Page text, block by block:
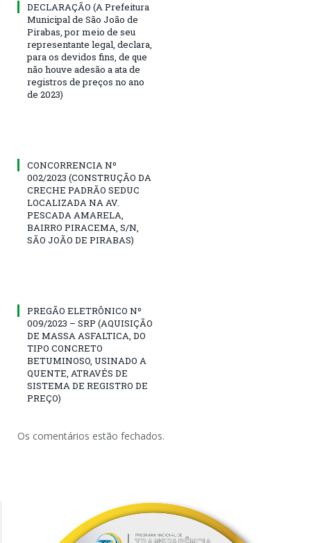
DECLARAÇÃO (A Prefeitura
Municipal de São João de
Pirabas, por meio de seu
representante legal, declara,
para os devidos fins, de que
não houve adesão a ata de
registros de preços no ano
de 2023)
CONCORRENCIA Nº
002/2023 (CONSTRUÇÃO DA
CRECHE PADRÃO SEDUC
LOCALIZADA NA AV.
PESCADA AMARELA,
BAIRRO PIRACEMA, S/N,
SÃO JOÃO DE PIRABAS)
PREGÃO ELETRÔNICO Nº
009/2023 – SRP (AQUISIÇÃO
DE MASSA ASFALTICA, DO
TIPO CONCRETO
BETUMINOSO, USINADO A
QUENTE, ATRAVÉS DE
SISTEMA DE REGISTRO DE
PREÇO)
Os comentários estão fechados.